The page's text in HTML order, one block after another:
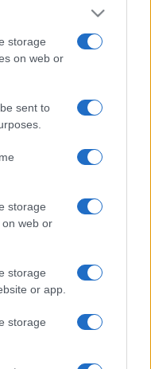
storage
on web or
sent to
storage
web or
storage
or app.
storage
különféle
más hangulatot,
mindez átformálja a
5-én este a
felCsárdás! – A kelet
történetét
ekkor látható
a Kárpát-
zenei